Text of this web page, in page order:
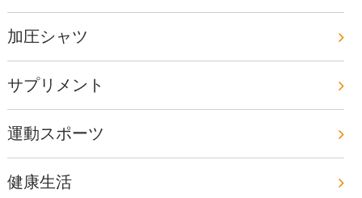
加圧シャツ
サプリメント
運動スポーツ
健康生活